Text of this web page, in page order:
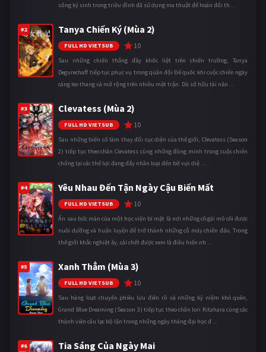
sống ký sinh trong triều đình đã sử dụng ma thuật để hoán đổi th ...
#2 Tanya Chiến Ký (Mùa 2)
FULL HD VIETSUB 10
Sau những chiến thắng đầy khốc liệt trên chiến trường, Tanya
Degurechaff tiếp tục phục vụ trong quân đội Đế quốc khi cuộc chiến ngày
càng leo thang và mở rộng trên nhiều mặt trận. Dù sở hữu tài năn ...
#3 Clevatess (Mùa 2)
FULL HD VIETSUB 10
Sau những biến cố làm thay đổi cục diện của thế giới, Clevatess (Season
2) tiếp tục theo chân Clevatess cùng những đồng minh trong cuộc chiến
chống lại các thế lực đang đẩy nhân loại đến bờ vực diệ ...
#4 Yêu Nhau Đến Tận Ngày Cậu Biến Mất
FULL HD VIETSUB 10
Ẩn sau bức màn của một học viện bí mật là nơi những cô gái mồ côi được
nuôi dưỡng và huấn luyện để trở thành những cỗ máy chiến đấu. Trong
thế giới khắc nghiệt ấy, cái chết được xem là điều hiển nh ...
#5 Xanh Thẳm (Mùa 3)
FULL HD VIETSUB 10
Sau hàng loạt chuyến phiêu lưu điên rồ và những kỷ niệm khó quên,
Grand Blue Dreaming (Season 3) tiếp tục theo chân Iori Kitahara cùng các
thành viên câu lạc bộ lặn trong những ngày tháng đại học đ ...
#6 Tia Sáng Của Ngày Mai